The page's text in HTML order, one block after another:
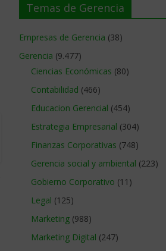
Temas de Gerencia
Empresas de Gerencia (38)
Gerencia (9.477)
Ciencias Económicas (80)
Contabilidad (466)
Educacion Gerencial (454)
Estrategia Empresarial (304)
Finanzas Corporativas (748)
Gerencia social y ambiental (223)
Gobierno Corporativo (11)
Legal (125)
Marketing (988)
Marketing Digital (247)